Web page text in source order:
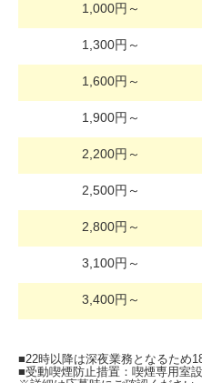
1,000円～
1,300円～
1,600円～
1,900円～
2,200円～
2,500円～
2,800円～
3,100円～
3,400円～